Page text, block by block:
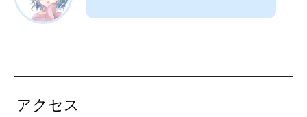
アクセス